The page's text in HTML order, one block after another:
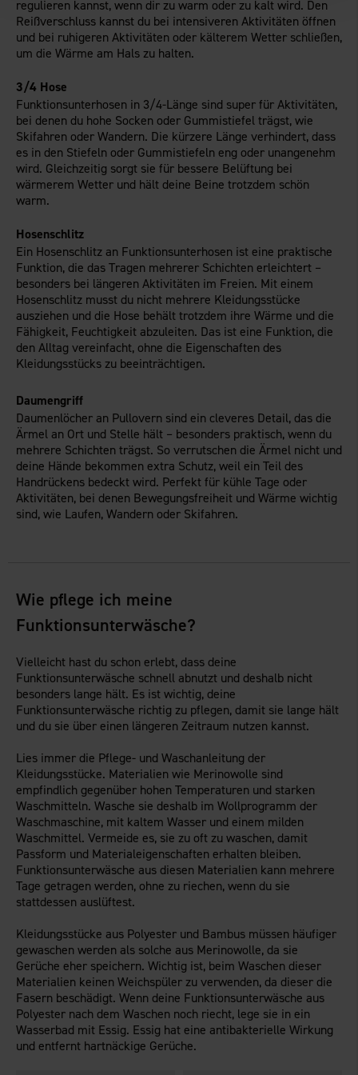
regulieren kannst, wenn dir zu warm oder zu kalt wird. Den
Reißverschluss kannst du bei intensiveren Aktivitäten öffnen
und bei ruhigeren Aktivitäten oder kälterem Wetter schließen,
um die Wärme am Hals zu halten.
3/4 Hose
Funktionsunterhosen in 3/4-Länge sind super für Aktivitäten,
bei denen du hohe Socken oder Gummistiefel trägst, wie
Skifahren oder Wandern. Die kürzere Länge verhindert, dass
es in den Stiefeln oder Gummistiefeln eng oder unangenehm
wird. Gleichzeitig sorgt sie für bessere Belüftung bei
wärmerem Wetter und hält deine Beine trotzdem schön
warm.
Hosenschlitz
Ein Hosenschlitz an Funktionsunterhosen ist eine praktische
Funktion, die das Tragen mehrerer Schichten erleichtert –
besonders bei längeren Aktivitäten im Freien. Mit einem
Hosenschlitz musst du nicht mehrere Kleidungsstücke
ausziehen und die Hose behält trotzdem ihre Wärme und die
Fähigkeit, Feuchtigkeit abzuleiten. Das ist eine Funktion, die
den Alltag vereinfacht, ohne die Eigenschaften des
Kleidungsstücks zu beeinträchtigen.
Daumengriff
Daumenlöcher an Pullovern sind ein cleveres Detail, das die
Ärmel an Ort und Stelle hält – besonders praktisch, wenn du
mehrere Schichten trägst. So verrutschen die Ärmel nicht und
deine Hände bekommen extra Schutz, weil ein Teil des
Handrückens bedeckt wird. Perfekt für kühle Tage oder
Aktivitäten, bei denen Bewegungsfreiheit und Wärme wichtig
sind, wie Laufen, Wandern oder Skifahren.
Wie pflege ich meine
Funktionsunterwäsche?
Vielleicht hast du schon erlebt, dass deine
Funktionsunterwäsche schnell abnutzt und deshalb nicht
besonders lange hält. Es ist wichtig, deine
Funktionsunterwäsche richtig zu pflegen, damit sie lange hält
und du sie über einen längeren Zeitraum nutzen kannst.
Lies immer die Pflege- und Waschanleitung der
Kleidungsstücke. Materialien wie Merinowolle sind
empfindlich gegenüber hohen Temperaturen und starken
Waschmitteln. Wasche sie deshalb im Wollprogramm der
Waschmaschine, mit kaltem Wasser und einem milden
Waschmittel. Vermeide es, sie zu oft zu waschen, damit
Passform und Materialeigenschaften erhalten bleiben.
Funktionsunterwäsche aus diesen Materialien kann mehrere
Tage getragen werden, ohne zu riechen, wenn du sie
stattdessen auslüftest.
Kleidungsstücke aus Polyester und Bambus müssen häufiger
gewaschen werden als solche aus Merinowolle, da sie
Gerüche eher speichern. Wichtig ist, beim Waschen dieser
Materialien keinen Weichspüler zu verwenden, da dieser die
Fasern beschädigt. Wenn deine Funktionsunterwäsche aus
Polyester nach dem Waschen noch riecht, lege sie in ein
Wasserbad mit Essig. Essig hat eine antibakterielle Wirkung
und entfernt hartnäckige Gerüche.